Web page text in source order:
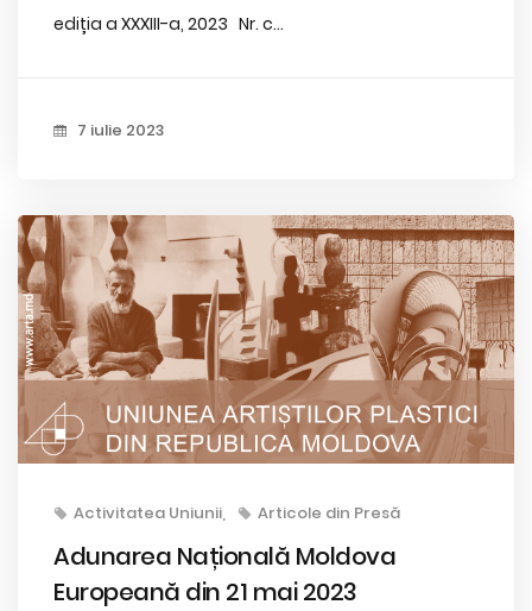
ediția a XXXIII-a, 2023 Nr. c...
7 iulie 2023
Activitatea Uniunii Articole din Presă
Adunarea Națională Moldova
Europeană din 21 mai 2023